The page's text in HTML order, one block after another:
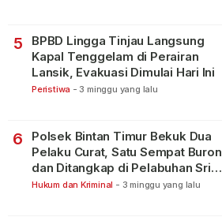
5
BPBD Lingga Tinjau Langsung
Kapal Tenggelam di Perairan
Lansik, Evakuasi Dimulai Hari Ini
Peristiwa - 3 minggu yang lalu
6
Polsek Bintan Timur Bekuk Dua
Pelaku Curat, Satu Sempat Buron
dan Ditangkap di Pelabuhan Sri
Bintan Pura
Hukum dan Kriminal - 3 minggu yang lalu